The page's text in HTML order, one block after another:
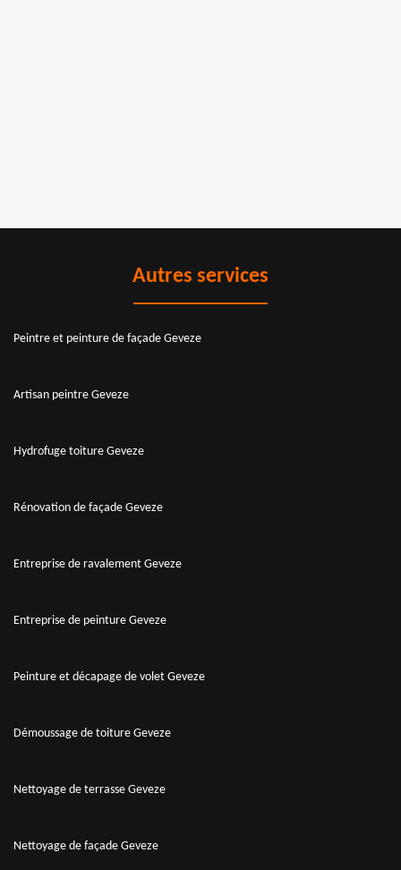
Autres services
Peintre et peinture de façade Geveze
Artisan peintre Geveze
Hydrofuge toiture Geveze
Rénovation de façade Geveze
Entreprise de ravalement Geveze
Entreprise de peinture Geveze
Peinture et décapage de volet Geveze
Démoussage de toiture Geveze
Nettoyage de terrasse Geveze
Nettoyage de façade Geveze